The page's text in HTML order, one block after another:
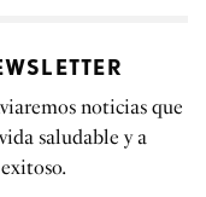
noticias que
saludable y a